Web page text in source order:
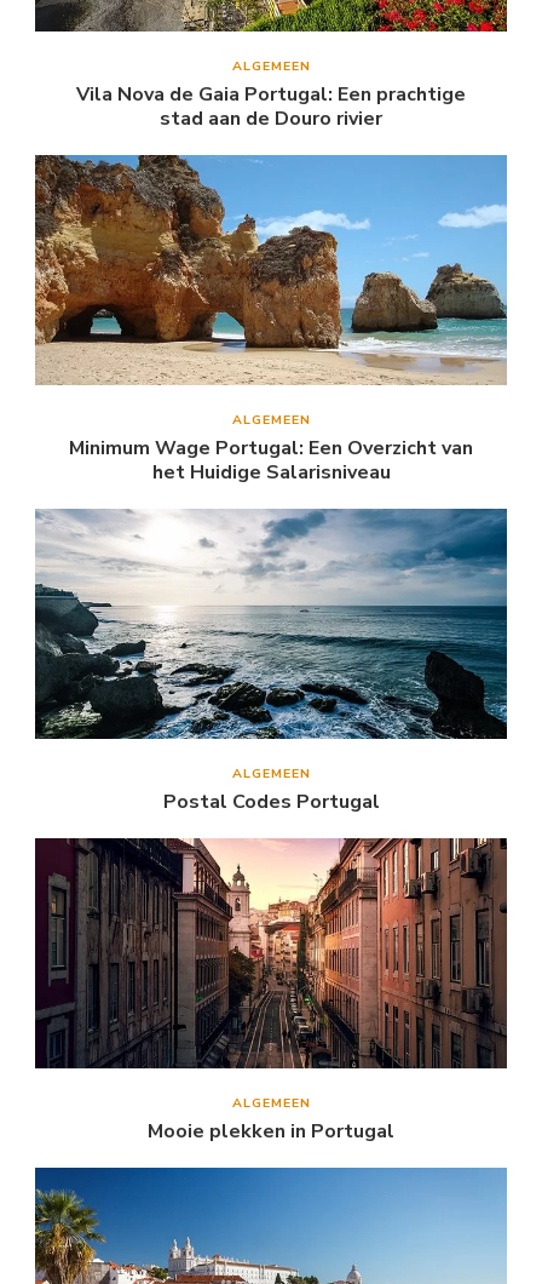
ALGEMEEN
Vila Nova de Gaia Portugal: Een prachtige
stad aan de Douro rivier
ALGEMEEN
Minimum Wage Portugal: Een Overzicht van
het Huidige Salarisniveau
ALGEMEEN
Postal Codes Portugal
ALGEMEEN
Mooie plekken in Portugal